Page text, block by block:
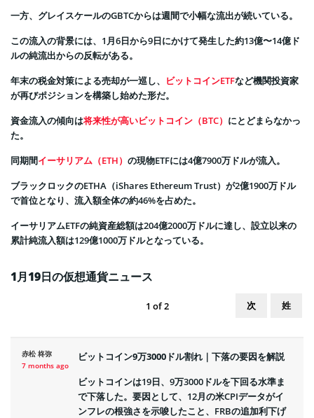
一方、グレイスケールのGBTCからは週間で小幅な流出が続いている。
この流入の背景には、1月6日から9日にかけて発生した約13億〜14億ド
ルの純流出からの反転がある。
年末の税金対策による売却が一巡し、
ビットコインETFなど機関投資家
が再びポジションを構築し始めた形だ。
資金流入の傾向は将来性が高いビットコイン（BTC） にとどまらなかっ
た。
同期間イーサリアム（ETH） の現物ETFには4億7900万ドルが流入。
ブラックロックのETHA（iShares Ethereum Trust）が2億1900万ドル
で首位となり、流入額全体の約46%を占めた。
イーサリアムETFの純資産総額は204億2000万ドルに達し、設立以来の
累計純流入額は129億1000万ドルとなっている。
1月19日の仮想通貨ニュース
1 of2 次 姓
赤松 柊弥
7 months ago
ビットコイン9万3000ドル割れ｜下落の要因を解説
ビットコインは19日、9万3000ドルを下回る水準ま
で下落した。要因として、12月の米CPIデータがイ
ンフレの根強さを示唆したこと、FRBの追加利下げ